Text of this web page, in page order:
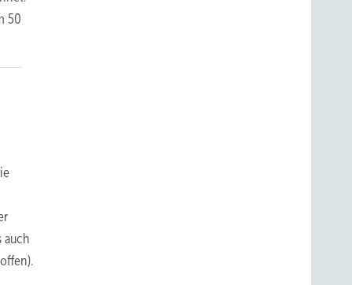
50
auch